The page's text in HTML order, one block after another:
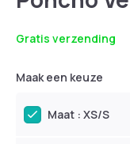
Gratis verzending
Maak een keuze
Maat : XS/S